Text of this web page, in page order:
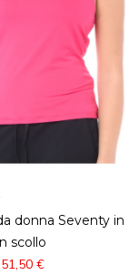
donna Seventy in
scollo
51,50 €